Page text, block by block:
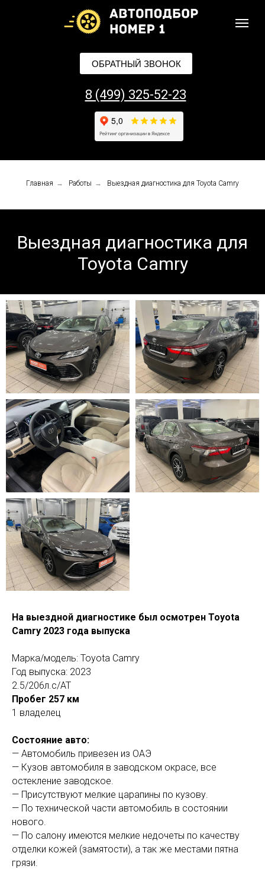
ОБРАТНЫЙ ЗВОНОК
8 (499) 325-52-23
Главная → Работы → Выездная диагностика для Toyota Camry
Выездная диагностика для
Toyota Camry
На выездной диагностике был осмотрен Toyota
Camry 2023 года выпуска
Марка/модель: Toyota Camry
Год выпуска: 2023
2.5/206л.с/АТ
Пробег 257 км
1 владелец
Состояние авто:
— Автомобиль привезен из ОАЭ
— Кузов автомобиля в заводском окрасе, все
остекление заводское.
— Присутствуют мелкие царапины по кузову.
— По технической части автомобиль в состоянии
нового.
— По салону имеются мелкие недочеты по качеству
отделки кожей (замятости), а так же местами пятна
грязи.